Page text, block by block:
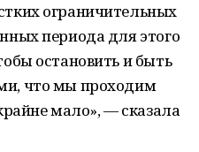
ограничительных
периода для этого
остановить и быть
что мы проходим
мало», — сказала